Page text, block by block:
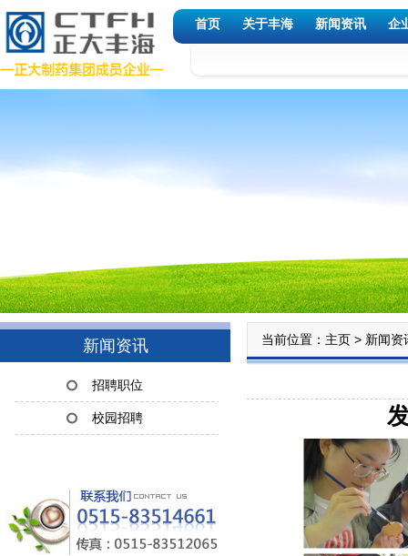
首页 关于丰海 新闻资讯 企
新闻资讯
招聘职位
校园招聘
当前位置： 主页 > 新闻资